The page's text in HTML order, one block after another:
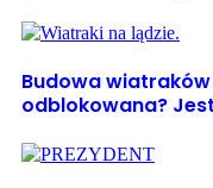
Budowa
odblokowana?